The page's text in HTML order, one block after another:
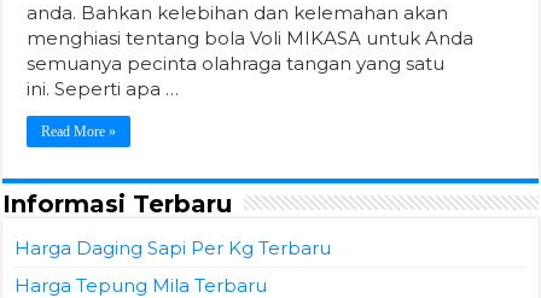
anda. Bahkan kelebihan dan kelemahan akan
menghiasi tentang bola Voli MIKASA untuk Anda
semuanya pecinta olahraga tangan yang satu
ini. Seperti apa …
Read More »
Informasi Terbaru
Harga Daging Sapi Per Kg Terbaru
Harga Tepung Mila Terbaru